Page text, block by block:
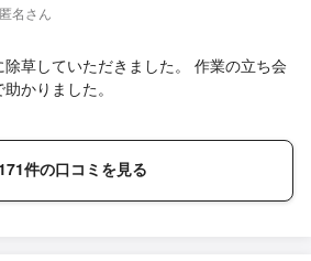
名さん
草していただきました。 作業の立ち会
かりました。
件の口コミを見る